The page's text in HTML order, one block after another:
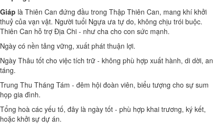
Giáp là Thiên Can đứng đầu trong Thập Thiên Can, mang khí khởi
thuỷ của vạn vật. Người tuổi Ngựa ưa tự do, không chịu trói buộc.
Thiên Can hỗ trợ Địa Chi - như cha cho con sức mạnh.
Ngày có nền tảng vững, xuất phát thuận lợi.
Ngày Thâu tốt cho việc tích trữ - không phù hợp xuất hành, di dời, an
táng.
Trung Thu Tháng Tám - đêm hội đoàn viên, biểu tượng cho sự sum
họp gia đình.
Tổng hoà các yếu tố, đây là ngày tốt - phù hợp khai trương, ký kết,
hoặc khởi sự dự án.